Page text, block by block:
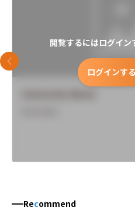
閲覧するにはログイン
ログインする
前のスライド
Recommend